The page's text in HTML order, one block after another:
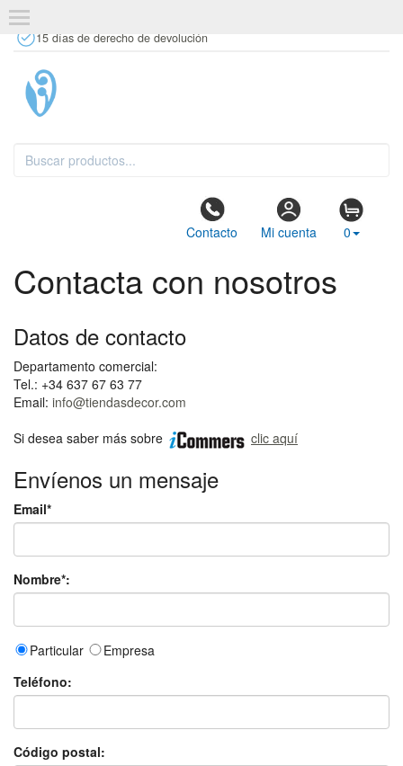
15 días de derecho de devolución
Contacto Mi cuenta 0
Contacta con nosotros
Datos de contacto
Departamento comercial:
Tel.: +34 637 67 63 77
Email: info@tiendasdecor.com
Si desea saber más sobre
clic aquí
Envíenos un mensaje
Email*
Nombre*:
Particular
Empresa
Teléfono:
Código postal: